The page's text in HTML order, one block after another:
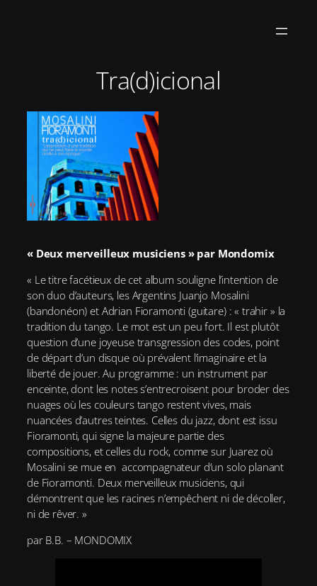
Tra(d)icional
« Deux merveilleux musiciens » par Mondomix
« Le titre facétieux de cet album souligne l’intention de
son duo d’auteurs, les Argentins Juanjo Mosalini
(bandonéon) et Adrian Fioramonti (guitare) : « trahir » la
tradition du tango. Le mot est un peu fort. Il est plutôt
question d’une joyeuse transgression des codes, point
de départ d’un disque où prévalent l’imaginaire et la
liberté de jouer. Au programme : un instrument par
enceinte, dont les notes s’entrecroisent pour broder des
nuages où les couleurs tango restent vives, mais
nuancées d’autres teintes. Celles du jazz, dont est issu
Fioramonti, qui signe la majeure partie des
compositions, et celles du rock, comme sur Juarez où
Mosalini se mue en accompagnateur d’un solo planant
de Fioramonti. Deux merveilleux musiciens, qui
démontrent que les racines n’empêchent ni de décoller,
ni de rêver. »
par B.B. – MONDOMIX